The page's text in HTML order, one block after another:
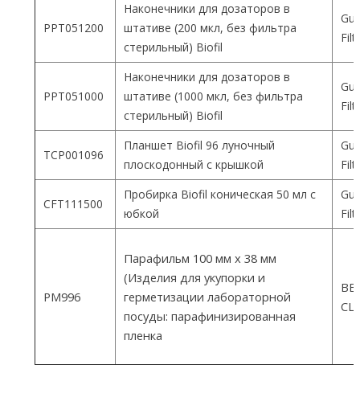
PPT051200
Наконечники для дозаторов в
штативе (200 мкл, без фильтра
стерильный) Biofil
PPT051000
Наконечники для дозаторов в
штативе (1000 мкл, без фильтра
стерильный) Biofil
TCP001096
Планшет Biofil 96 луночный
плоскодонный с крышкой
CFT111500
Пробирка Biofil коническая 50 мл с
юбкой
PM996
Парафильм 100 мм х 38 мм
(Изделия для укупорки и
герметизации лабораторной
посуды: парафинизированная
пленка